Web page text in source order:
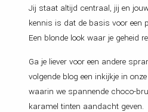
Jij staat altijd centraal, jij en
kennis is dat de basis voor een
Een blonde look waar je geheid
Ga je liever voor een andere
volgende blog een inkijkje in
waarin we spannende choco-
karamel tinten aandacht geven.